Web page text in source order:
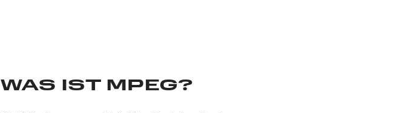
WAS IST MPEG?